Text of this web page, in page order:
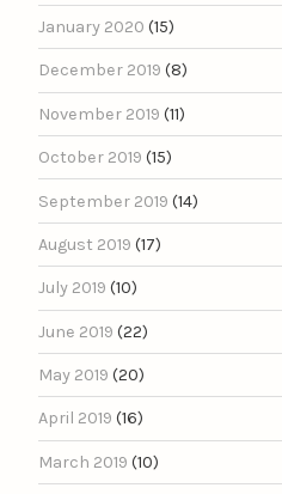
January 2020 (15)
December 2019 (8)
November 2019 (11)
October 2019 (15)
September 2019 (14)
August 2019 (17)
July 2019 (10)
June 2019 (22)
May 2019 (20)
April 2019 (16)
March 2019 (10)